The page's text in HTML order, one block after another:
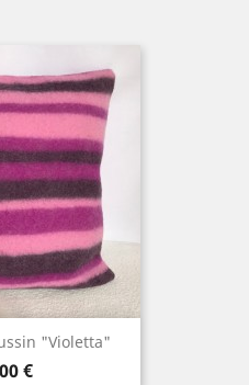
"Violetta"
€